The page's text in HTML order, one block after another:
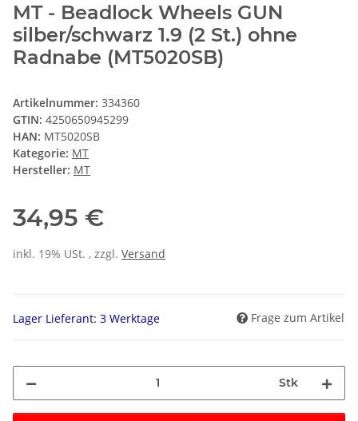
MT - Beadlock Wheels GUN
silber/schwarz 1.9 (2 St.) ohne
Radnabe (MT5020SB)
Artikelnummer: 334360
GTIN: 4250650945299
HAN: MT5020SB
Kategorie: MT
Hersteller: MT
34,95 €
inkl. 19% USt. , zzgl. Versand
Lager Lieferant: 3 Werktage Frage zum Artikel
Stk